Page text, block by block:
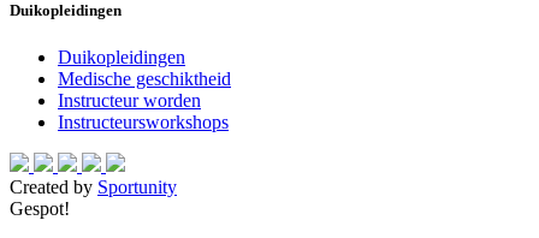
Duikopleidingen
Duikopleidingen
Medische geschiktheid
Instructeur worden
Instructeursworkshops
Created by Sportunity
Gespot!